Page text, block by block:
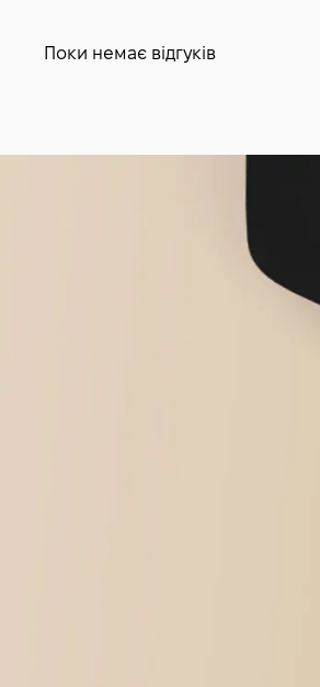
Поки немає відгуків